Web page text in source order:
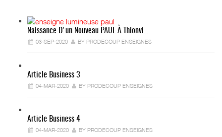
Naissance D'un Nouveau PAUL À Thionvi…
03-SEP-2020 BY PRODECOUP ENSEIGNES
Article Business 3
04-MAR-2020 BY PRODECOUP ENSEIGNES
Article Business 4
04-MAR-2020 BY PRODECOUP ENSEIGNES